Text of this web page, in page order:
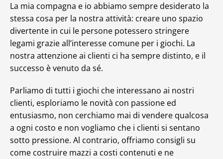
La mia compagna e io abbiamo sempre desiderato la
stessa cosa per la nostra attività: creare uno spazio
divertente in cui le persone potessero stringere
legami grazie all’interesse comune per i giochi. La
nostra attenzione ai clienti ci ha sempre distinto, e il
successo è venuto da sé.
Parliamo di tutti i giochi che interessano ai nostri
clienti, esploriamo le novità con passione ed
entusiasmo, non cerchiamo mai di vendere qualcosa
a ogni costo e non vogliamo che i clienti si sentano
sotto pressione. Al contrario, offriamo consigli su
come costruire mazzi a costi contenuti e ne